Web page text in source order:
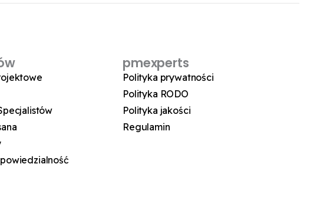
pmexperts
Polityka prywatności
Polityka RODO
Polityka jakości
Regulamin